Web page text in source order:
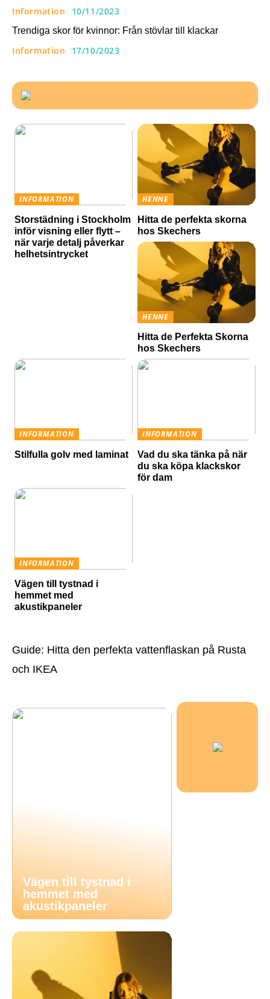
Information 10/11/2023
Trendiga skor för kvinnor: Från stövlar till klackar
Information 17/10/2023
INFORMATION
Storstädning i Stockholm
inför visning eller flytt –
när varje detalj påverkar
helhetsintrycket
HENNE
Hitta de perfekta skorna
hos Skechers
HENNE
Hitta de Perfekta Skorna
hos Skechers
INFORMATION
Stilfulla golv med laminat
INFORMATION
Vad du ska tänka på när
du ska köpa klackskor
för dam
INFORMATION
Vägen till tystnad i
hemmet med
akustikpaneler
Guide: Hitta den perfekta vattenflaskan på Rusta
och IKEA
Vägen till tystnad i
hemmet med
akustikpaneler